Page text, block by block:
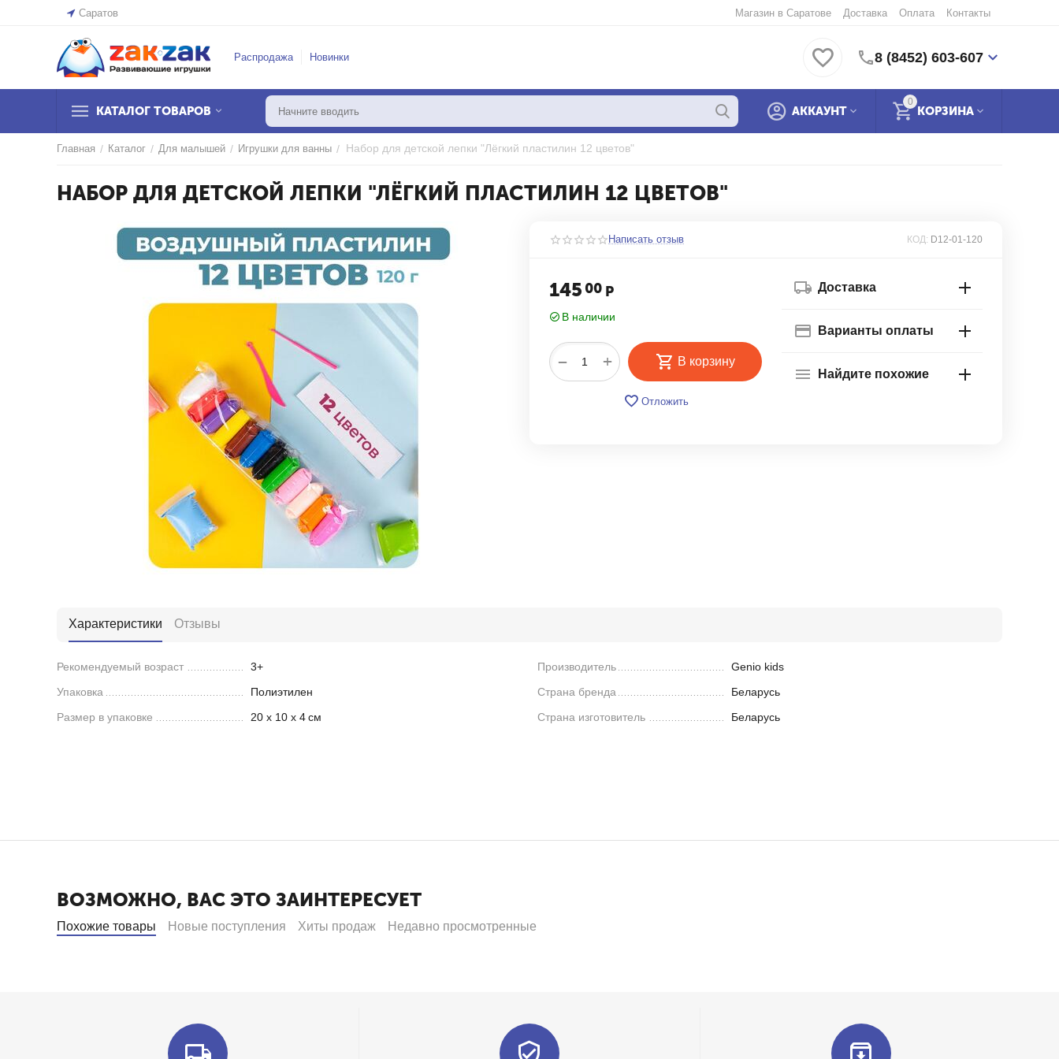
Саратов Магазин в Саратове Доставка Оплата Контакты
Распродажа Новинки 8 (8452) 603-607
КАТАЛОГ ТОВАРОВ
0
КОРЗИНА
АККАУНТ
Главная / Каталог / Для малышей / Игрушки для ванны / Набор для детской лепки "Лёгкий пластилин 12 цветов"
НАБОР ДЛЯ ДЕТСКОЙ ЛЕПКИ "ЛЁГКИЙ ПЛАСТИЛИН 12 ЦВЕТОВ"
Написать отзыв КОД: D12-01-120
145 00 Р
В наличии
+
− В корзину
Отложить
Доставка
Варианты оплаты
Найдите похожие
Характеристики Отзывы
Рекомендуемый возраст
3+
Упаковка
Полиэтилен
Размер в упаковке
20 х 10 х 4см
Производитель
Genio kids
Страна бренда
Беларусь
Страна изготовитель
Беларусь
ВОЗМОЖНО, ВАС ЭТО ЗАИНТЕРЕСУЕТ
Похожие товары Новые поступления Хиты продаж Недавно просмотренные